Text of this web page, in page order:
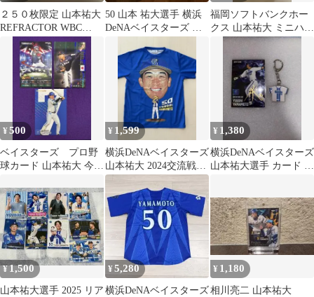
２５０枚限定 山本祐大
REFRACTOR WBC
MLB 横浜ベイスターズ
50 山本 祐大選手 横浜
DeNAベイスターズ ユ
福岡ソフトバンクホー
クス 山本祐大 ミニハン
カチ
¥500
ベイスターズ プロ野
球カード 山本祐大 今永
ト
¥ 1,599
横浜DeNAベイスターズ
山本祐大 2024交流戦ユ
ニフォーム
¥ 1,380
横浜DeNAベイスターズ
山本祐大選手 カード キ
¥1,500
山本祐大選手 2025 リア
¥5,280
横浜DeNAベイスターズ
¥ 1,180
相川亮二 山本祐大